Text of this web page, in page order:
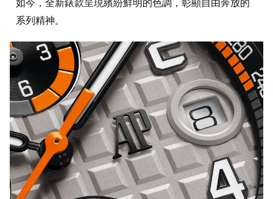
如今，全新錶款呈現繽紛鮮明的色調，彰顯自由奔放的
系列精神。